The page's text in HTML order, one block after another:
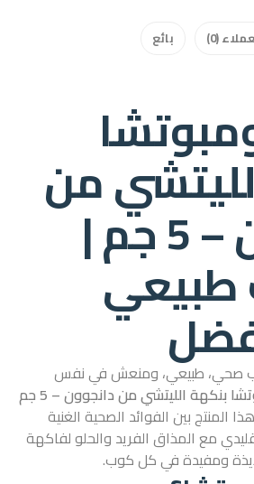
(0) بائع
من
دانجوون – 5 جم |
صحي، طبيعي، ومنعش في نفس
بنكهة الليتشي من دانجوون – 5 جم
المنتج بين الفوائد الصحية الغنية
مع المذاق الفريد والحلو لفاكهة
ومفيدة في كل كوب.